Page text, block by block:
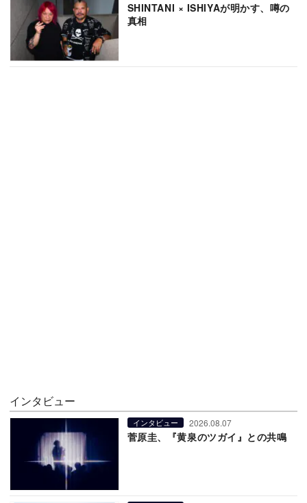
SHINTANI × ISHIYAが明かす、噂の
真相
インタビュー
インタビュー 2026.08.07
菅原圭、『黄泉のツガイ』との共鳴